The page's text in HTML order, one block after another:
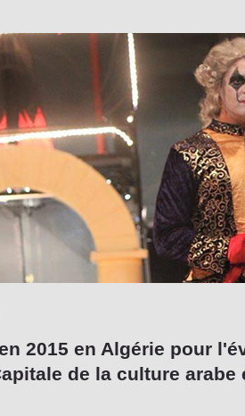
2015 en Algérie pour
de la culture arabe